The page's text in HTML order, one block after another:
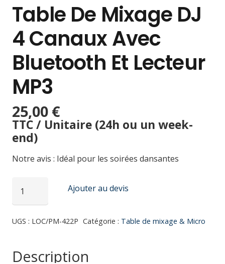
Table De Mixage DJ
4 Canaux Avec
Bluetooth Et Lecteur
MP3
25,00 €
TTC / Unitaire (24h ou un week-
end)
Notre avis : Idéal pour les soirées dansantes
de
4
Ajouter au devis
UGS : LOC/PM-422P Catégorie : Table de mixage & Micro
Description